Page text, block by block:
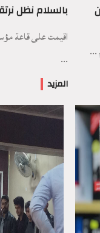
...
بالسلام نظل
...
المزيد